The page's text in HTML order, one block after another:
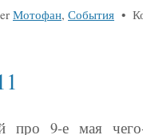
Мотофан, События •
9-е мая чего-